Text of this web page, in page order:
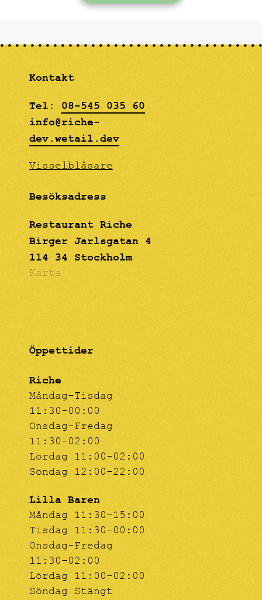
Öppettider
Riche
Måndag-Tisdag
11:30-00:00
Onsdag-Fredag
11:30-02:00
Lördag 11:00-02:00
Söndag 12:00-22:00
Lilla Baren
Måndag 11:30-15:00
Tisdag 11:30-00:00
Onsdag-Fredag
11:30-02:00
Lördag 11:00-02:00
Söndag Stängt
Kontakt
Tel: 08-545 035 60
info@riche-
dev.wetail.dev
Visselblåsare
Besöksadress
Restaurant Riche
Birger Jarlsgatan 4
114 34 Stockholm
Karta